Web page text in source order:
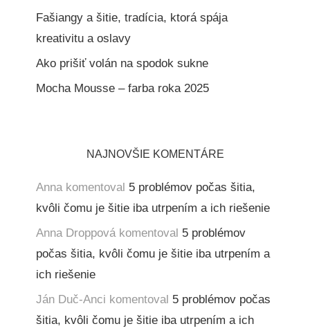
Fašiangy a šitie, tradícia, ktorá spája
kreativitu a oslavy
Ako prišiť volán na spodok sukne
Mocha Mousse – farba roka 2025
NAJNOVŠIE KOMENTÁRE
Anna komentoval 5 problémov počas šitia,
kvôli čomu je šitie iba utrpením a ich riešenie
Anna Droppová komentoval 5 problémov
počas šitia, kvôli čomu je šitie iba utrpením a
ich riešenie
Ján Duč-Anci komentoval 5 problémov počas
šitia, kvôli čomu je šitie iba utrpením a ich